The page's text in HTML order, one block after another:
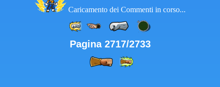
Caricamento dei Commenti in corso...
Pagina 2717/2733